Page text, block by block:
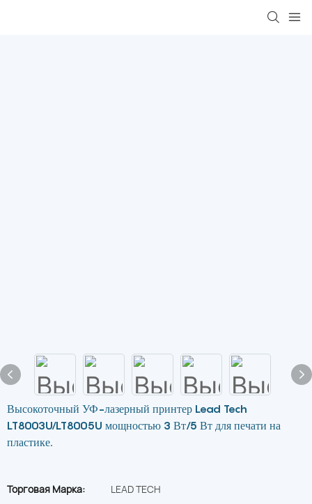
Высокоточный УФ-лазерный принтер Lead Tech
LT8003U/LT8005U мощностью 3 Вт/5 Вт для печати на
пластике.
Торговая Марка:
LEAD TECH